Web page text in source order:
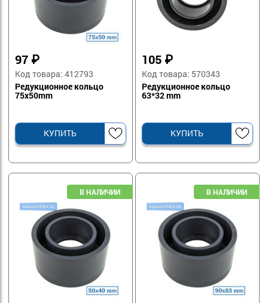
97 ₽
Код товара: 412793
Редукционное кольцо
75х50mm
КУПИТЬ
105 ₽
Код товара: 570343
Редукционное кольцо
63*32 mm
КУПИТЬ